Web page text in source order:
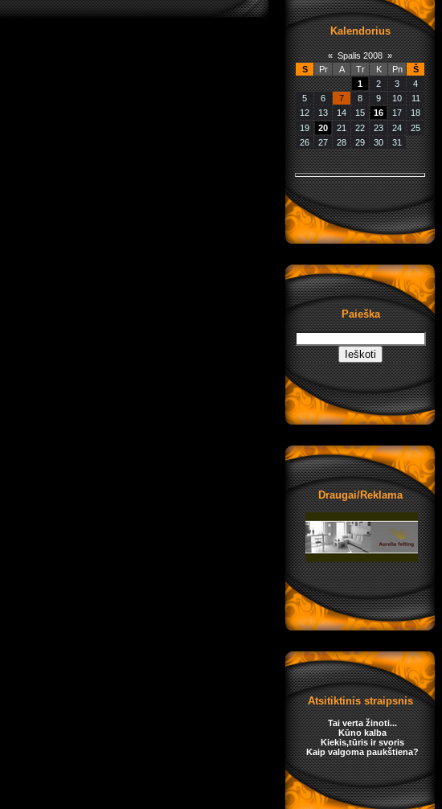
Kalendorius
« Spalis 2008 »
S
Pr A Tr K Pn
Š
1
2 3
4
5
6 7 8 9 10
11
12
13 14 15 16 17
18
19
20 21 22 23 24
25
26
27 28 29 30 31
Paieška
Draugai/Reklama
Atsitiktinis straipsnis
Tai verta žinoti...
Kūno kalba
Kiekis,tūris ir svoris
Kaip valgoma paukštiena?